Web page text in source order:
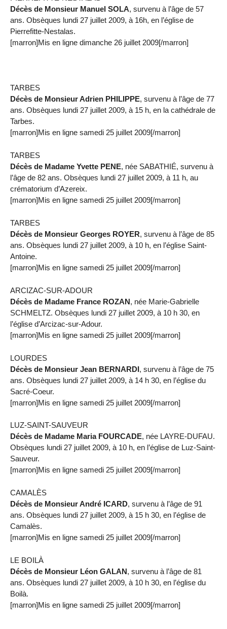
Décès de Monsieur Manuel SOLA, survenu à l’âge de 57
ans. Obsèques lundi 27 juillet 2009, à 16h, en l’église de
Pierrefitte-Nestalas.
[marron]Mis en ligne dimanche 26 juillet 2009[/marron]
TARBES
Décès de Monsieur Adrien PHILIPPE, survenu à l’âge de 77
ans. Obsèques lundi 27 juillet 2009, à 15 h, en la cathédrale de
Tarbes.
[marron]Mis en ligne samedi 25 juillet 2009[/marron]
TARBES
Décès de Madame Yvette PENE, née SABATHIÉ, survenu à
l’âge de 82 ans. Obsèques lundi 27 juillet 2009, à 11 h, au
crématorium d’Azereix.
[marron]Mis en ligne samedi 25 juillet 2009[/marron]
TARBES
Décès de Monsieur Georges ROYER, survenu à l’âge de 85
ans. Obsèques lundi 27 juillet 2009, à 10 h, en l’église Saint-
Antoine.
[marron]Mis en ligne samedi 25 juillet 2009[/marron]
ARCIZAC-SUR-ADOUR
Décès de Madame France ROZAN, née Marie-Gabrielle
SCHMELTZ. Obsèques lundi 27 juillet 2009, à 10 h 30, en
l’église d’Arcizac-sur-Adour.
[marron]Mis en ligne samedi 25 juillet 2009[/marron]
LOURDES
Décès de Monsieur Jean BERNARDI, survenu à l’âge de 75
ans. Obsèques lundi 27 juillet 2009, à 14 h 30, en l’église du
Sacré-Coeur.
[marron]Mis en ligne samedi 25 juillet 2009[/marron]
LUZ-SAINT-SAUVEUR
Décès de Madame Maria FOURCADE, née LAYRE-DUFAU.
Obsèques lundi 27 juillet 2009, à 10 h, en l’église de Luz-Saint-
Sauveur.
[marron]Mis en ligne samedi 25 juillet 2009[/marron]
CAMALÈS
Décès de Monsieur André ICARD, survenu à l’âge de 91
ans. Obsèques lundi 27 juillet 2009, à 15 h 30, en l’église de
Camalès.
[marron]Mis en ligne samedi 25 juillet 2009[/marron]
LE BOILÀ
Décès de Monsieur Léon GALAN, survenu à l’âge de 81
ans. Obsèques lundi 27 juillet 2009, à 10 h 30, en l’église du
Boilà.
[marron]Mis en ligne samedi 25 juillet 2009[/marron]